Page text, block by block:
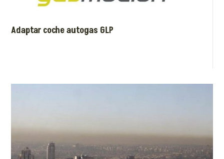
Adaptar coche autogas GLP